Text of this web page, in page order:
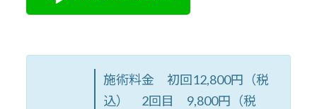
施術料金 初回12,800円（税
込） 2回目 9,800円（税